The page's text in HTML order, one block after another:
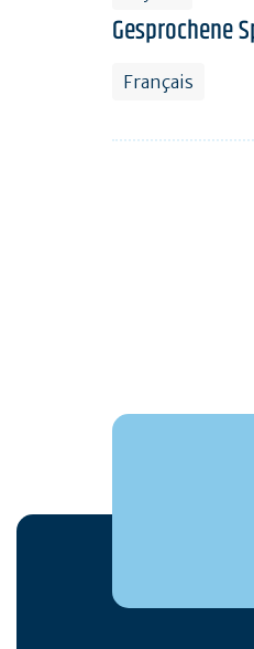
Gesprochene
Français